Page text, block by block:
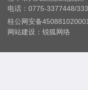
电话：0775-3377448/
桂公网安备
网站建设 ： 锐狐网络